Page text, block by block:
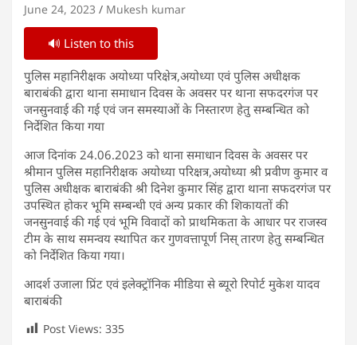
June 24, 2023 Mukesh kumar
🔊 Listen to this
पुलिस महानिरीक्षक अयोध्या परिक्षेत्र,अयोध्या एवं पुलिस अधीक्षक
बाराबंकी द्वारा थाना समाधान दिवस के अवसर पर थाना सफदरगंज पर
जनसुनवाई की गई एवं जन समस्याओं के निस्तारण हेतु सम्बन्धित को
निर्देशित किया गया
आज दिनांक 24.06.2023 को थाना समाधान दिवस के अवसर पर
श्रीमान पुलिस महानिरीक्षक अयोध्या परिक्षत्र,अयोध्या श्री प्रवीण कुमार व
पुलिस अधीक्षक बाराबंकी श्री दिनेश कुमार सिंह द्वारा थाना सफदरगंज पर
उपस्थित होकर भूमि सम्बन्धी एवं अन्य प्रकार की शिकायतों की
जनसुनवाई की गई एवं भूमि विवादों को प्राथमिकता के आधार पर राजस्व
टीम के साथ समन्वय स्थापित कर गुणवत्तापूर्ण निस् तारण हेतु सम्बन्धित
को निर्देशित किया गया।
आदर्श उजाला प्रिंट एवं इलेक्ट्रॉनिक मीडिया से ब्यूरो रिपोर्ट मुकेश यादव
बाराबंकी
Post Views: 335